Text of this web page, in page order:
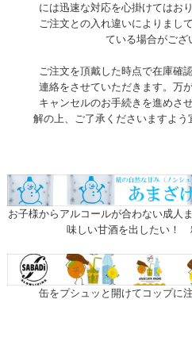
には迅速な対応を心掛けてはお
ご注文との入れ違いによりまし
ている場合がござ
ご注文を頂戴した時点で在庫確
連絡をさせていただきます。万
キャンセルのお手続きを進めさ
解の上、ご了承くださいますよう
お子様からアルコールが合わない成人
味しい甘酒を出したい！
缶をプシュッと開けてコップに